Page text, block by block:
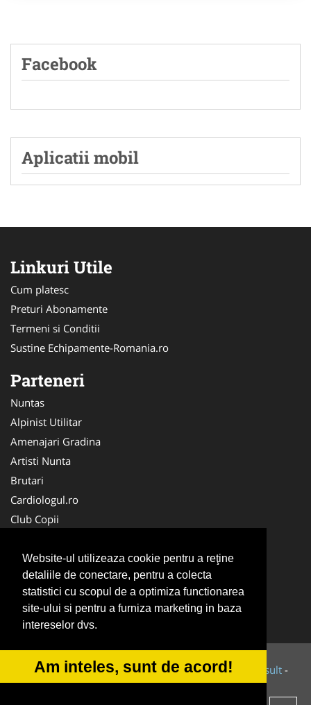
Website-ul utilizeaza cookie pentru a reţine
detaliile de conectare, pentru a colecta
statistici cu scopul de a optimiza functionarea
site-ului si pentru a furniza marketing in baza
intereselor dvs.
Am inteles, sunt de acord!
Facebook
Aplicatii mobil
Linkuri Utile
Cum platesc
Preturi Abonamente
Termeni si Conditii
Sustine Echipamente-Romania.ro
Parteneri
Nuntas
Alpinist Utilitar
Amenajari Gradina
Artisti Nunta
Brutari
Cardiologul.ro
Club Copii
Ambalaje Romania
Cabinet-Individual.ro
CentruInchirieri.ro
Cursuri Romania
© 2014-2026 Powered byVilonMedia&Tokaido Consult -
ANPC SOL